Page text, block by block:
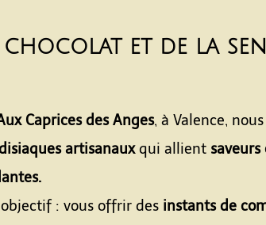
chocolat et de la
Caprices des Anges, à Valence,
artisanauxqui allient
: vous offrir des instants de